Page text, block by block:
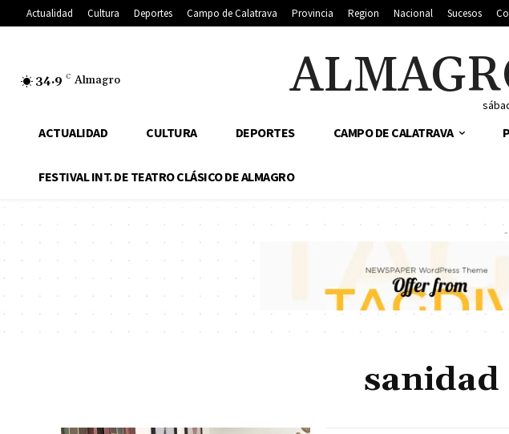
Actualidad Cultura Deportes Campo de Calatrava Provincia Region Nacional Sucesos
34.9 C Almagro
ACTUALIDAD CULTURA DEPORTES CAMPO DE CALATRAVA
FESTIVAL INT. DE TEATRO CLÁSICO DE ALMAGRO
-
sanidad